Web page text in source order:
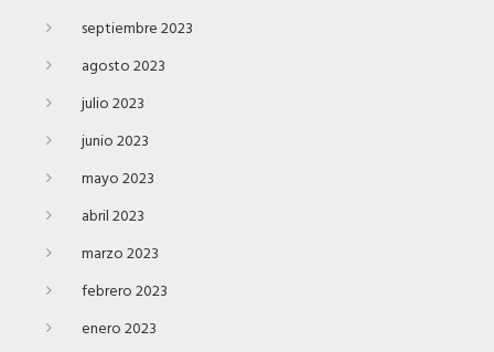
septiembre 2023
agosto 2023
julio 2023
junio 2023
mayo 2023
abril 2023
marzo 2023
febrero 2023
enero 2023